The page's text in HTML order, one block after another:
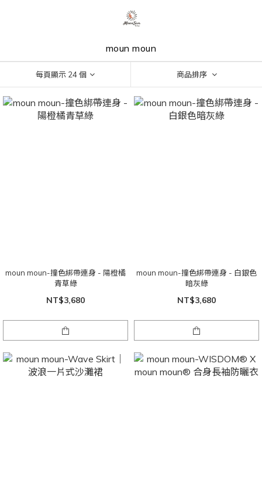
moun moun
每頁顯示 24 個 商品排序
moun moun-撞色綁帶連身 - 陽橙橘
青草綠
NT$3,680
moun moun-撞色綁帶連身 - 白銀色
暗灰綠
NT$3,680